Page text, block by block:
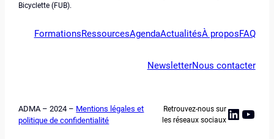
Bicyclette (FUB).
FormationsRessourcesAgendaActualitésÀ proposFAQ
NewsletterNous contacter
ADMA – 2024 – Mentions légales et
politique de confidentialité
Retrouvez-nous sur
les réseaux sociaux